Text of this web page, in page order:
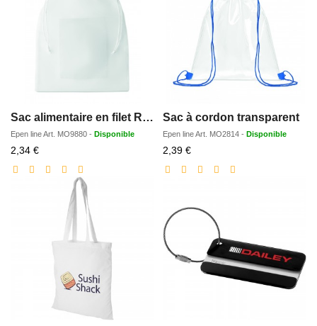
Sac alimentaire en filet RPET
Epen lineArt. MO9880 - Disponible
2,34 €Prix
réduit
Sac à cordon transparent
Epen lineArt. MO2814 - Disponible
2,39 €Prix
réduit